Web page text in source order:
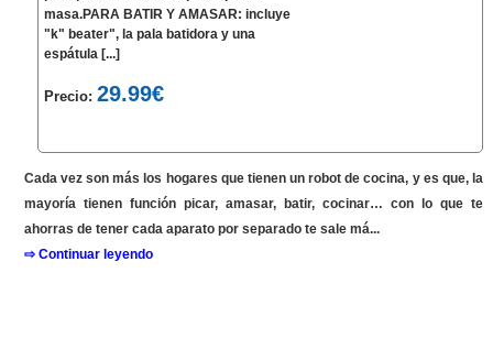
masa.PARA BATIR Y AMASAR: incluye
"k" beater", la pala batidora y una
espátula [...]
Precio:29.99€
Cada vez son más los hogares que tienen un robot de cocina, y es que, la
mayoría tienen función picar, amasar, batir, cocinar… con lo que te
ahorras de tener cada aparato por separado te sale má...
⇨ Continuar leyendo